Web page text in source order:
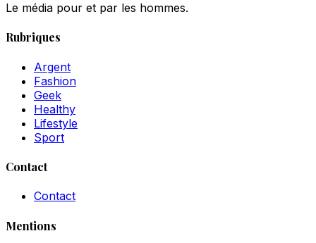
Le média pour et par les hommes.
Rubriques
Argent
Fashion
Geek
Healthy
Lifestyle
Sport
Contact
Contact
Mentions